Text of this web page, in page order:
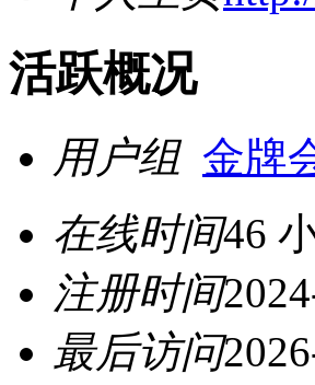
活跃概况
用户组 金牌
在线时间46
注册时间
最后访问